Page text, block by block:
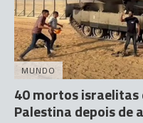
MUNDO
40 mortos israelitas
Palestina depois de